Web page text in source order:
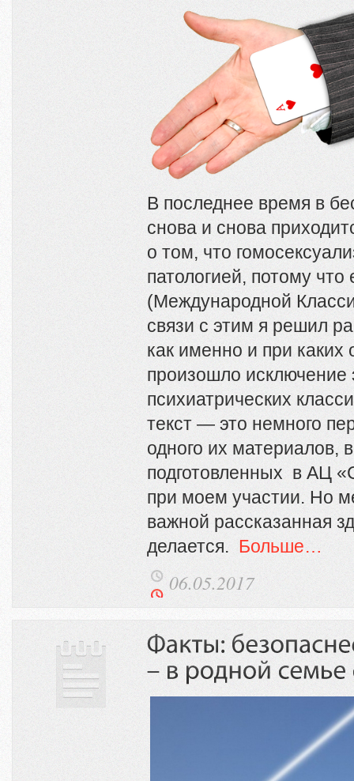
В последнее время в
снова и снова
о том, что
патологией, потому
(Международной
связи с этим я решил
как именно и при каких
произошло исключение
психиатрических
текст — это немного
одного их материалов,
подготовленных в АЦ
при моем участии. Но
важной рассказанная
делается. Больше…
06.05.2017